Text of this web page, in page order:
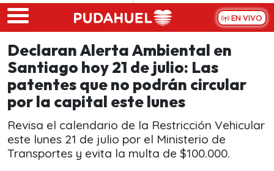
Skip to main content
EN VIVO
Declaran Alerta Ambiental en
Santiago hoy 21 de julio: Las
patentes que no podrán circular
por la capital este lunes
Revisa el calendario de la Restricción Vehicular
este lunes 21 de julio por el Ministerio de
Transportes y evita la multa de $100.000.